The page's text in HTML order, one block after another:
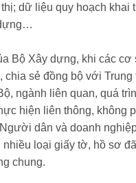
thị; dữ liệu quy hoạch khai
Bộ Xây dựng, khi các
chia sẻ đồng bộ với Trung
ngành liên quan, quá
hiện liên thông, không
dân và doanh
nhiều loại giấy tờ, hồ sơ
chung.